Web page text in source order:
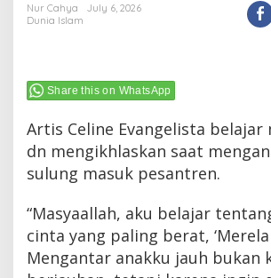
Nur Cahya
July 6, 2026
Dunia Islam
Share this on WhatsApp
Artis Celine Evangelista belajar
dn mengikhlaskan saat
sulung masuk pesantren.
“Masyaallah, aku belajar
cinta yang paling berat,
Mengantar anakku jauh bukan